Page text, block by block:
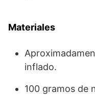
Materiales
inflado.
100 gramos de